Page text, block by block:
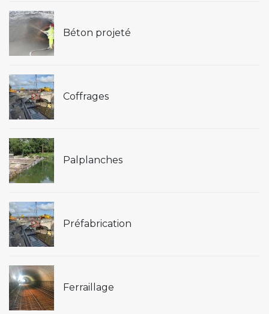
Béton projeté
Coffrages
Palplanches
Préfabrication
Ferraillage